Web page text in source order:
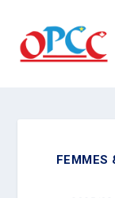
FEMMES